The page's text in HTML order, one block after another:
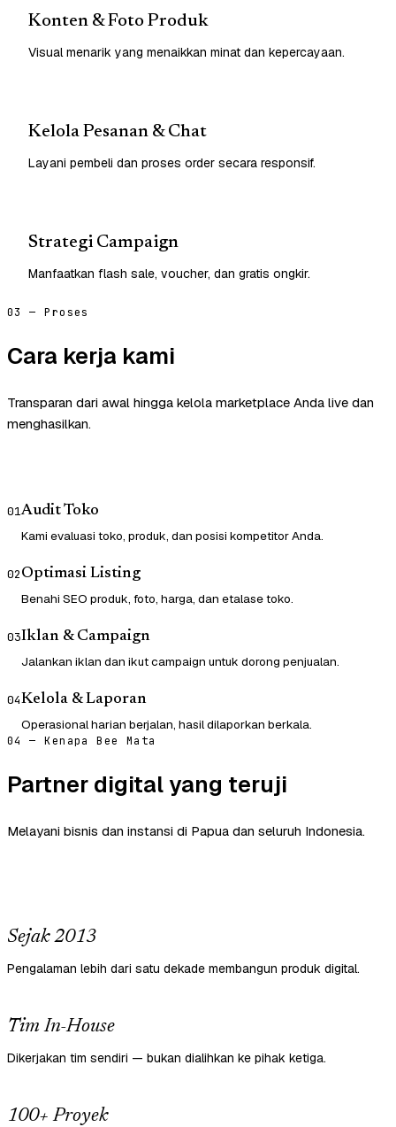
Konten & Foto Produk
Visual menarik yang menaikkan minat dan kepercayaan.
Kelola Pesanan & Chat
Layani pembeli dan proses order secara responsif.
Strategi Campaign
Manfaatkan flash sale, voucher, dan gratis ongkir.
03 — Proses
Cara kerja kami
Transparan dari awal hingga kelola marketplace Anda live dan
menghasilkan.
01Audit Toko
Kami evaluasi toko, produk, dan posisi kompetitor Anda.
02Optimasi Listing
Benahi SEO produk, foto, harga, dan etalase toko.
03Iklan & Campaign
Jalankan iklan dan ikut campaign untuk dorong penjualan.
04Kelola & Laporan
Operasional harian berjalan, hasil dilaporkan berkala.
04 — Kenapa Bee Mata
Partner digital yang teruji
Melayani bisnis dan instansi di Papua dan seluruh Indonesia.
Sejak 2013
Pengalaman lebih dari satu dekade membangun produk digital.
Tim In-House
Dikerjakan tim sendiri — bukan dialihkan ke pihak ketiga.
100+ Proyek